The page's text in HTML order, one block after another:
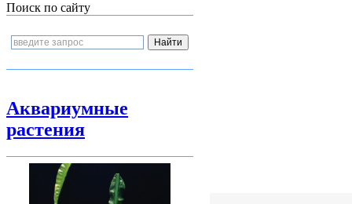
Поиск по сайту
Аквариумные
растения